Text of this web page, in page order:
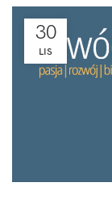
30
LIS